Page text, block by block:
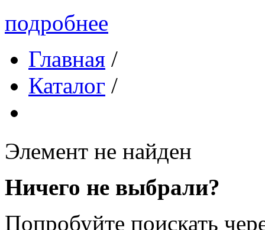
подробнее
Главная /
Каталог /
Элемент не найден
Ничего не выбрали?
Попробуйте поискать